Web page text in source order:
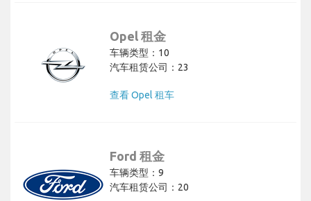
Opel 租金
车辆类型：10
汽车租赁公司：23
查看 Opel 租车
Ford 租金
车辆类型：9
汽车租赁公司：20